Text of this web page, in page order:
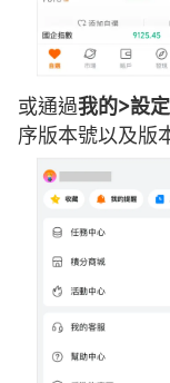
或通過我的>設
序版本號以及版